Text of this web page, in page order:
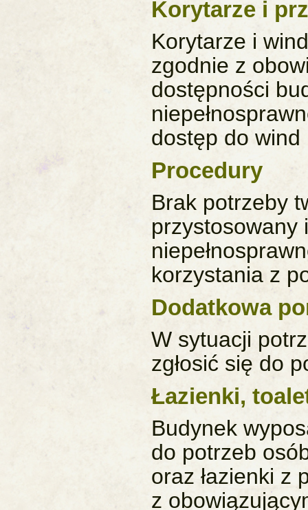
Korytarze i
Korytarze i
zgodnie z
dostępności
dostęp do
Procedury
Brak potrzeby
przystosowany
korzystania z
Dodatkowa
W sytuacji
zgłosić się do
Łazienki,
Budynek
do potrzeb
oraz łazienki z
z